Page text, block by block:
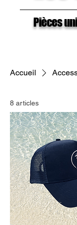
Pièces
Accueil
8 articles